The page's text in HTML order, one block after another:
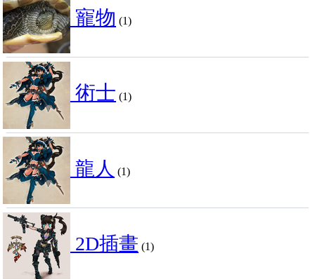
寵物 (1)
術士 (1)
龍人 (1)
2D插畫 (1)